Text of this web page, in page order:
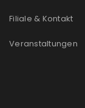
Filiale & Kontakt
Veranstaltungen